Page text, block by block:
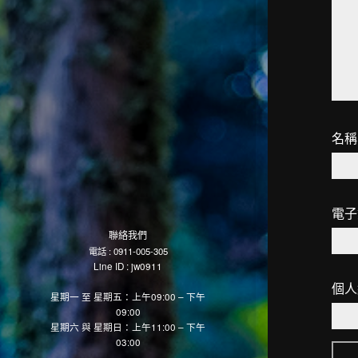
聯絡我們
電話 : 0911-005-305
Line ID : jw0911
星期一 至 星期五：上午09:00 – 下午
09:00
星期六 與 星期日：上午11:00 – 下午
03:00
名稱
電
個